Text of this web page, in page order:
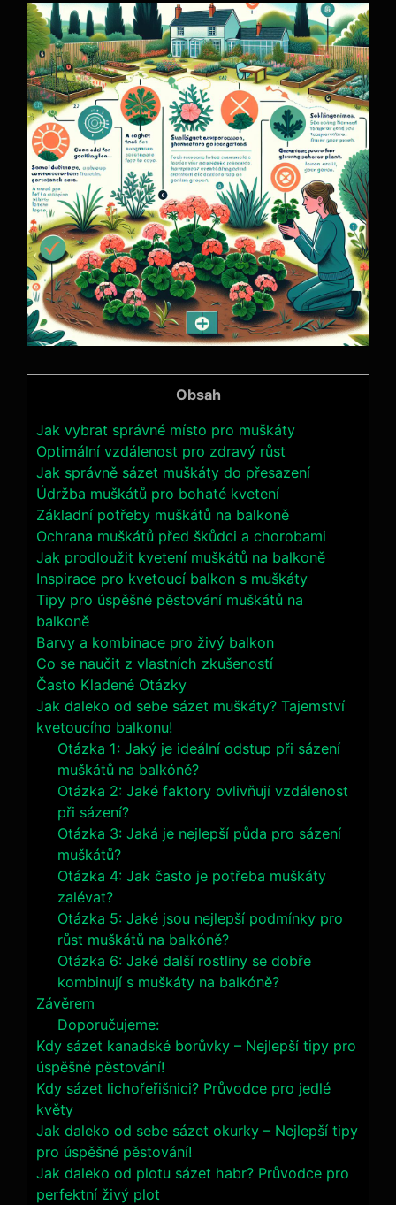
Obsah
Jak vybrat správné místo pro muškáty
Optimální vzdálenost pro zdravý růst
Jak správně sázet muškáty do přesazení
Údržba muškátů pro bohaté kvetení
Základní potřeby muškátů na balkoně
Ochrana muškátů před škůdci a chorobami
Jak prodloužit kvetení muškátů na balkoně
Inspirace pro kvetoucí balkon s muškáty
Tipy pro úspěšné pěstování muškátů na
balkoně
Barvy a kombinace pro živý balkon
Co se naučit z vlastních zkušeností
Často Kladené Otázky
Jak daleko od sebe sázet muškáty? Tajemství
kvetoucího balkonu!
Otázka 1: Jaký je ideální odstup při sázení
muškátů na balkóně?
Otázka 2: Jaké faktory ovlivňují vzdálenost
při sázení?
Otázka 3: Jaká je nejlepší půda pro sázení
muškátů?
Otázka 4: Jak často je potřeba muškáty
zalévat?
Otázka 5: Jaké jsou nejlepší podmínky pro
růst muškátů na balkóně?
Otázka 6: Jaké další rostliny se dobře
kombinují s muškáty na balkóně?
Závěrem
Doporučujeme:
Kdy sázet kanadské borůvky – Nejlepší tipy pro
úspěšné pěstování!
Kdy sázet lichořeřišnici? Průvodce pro jedlé
květy
Jak daleko od sebe sázet okurky – Nejlepší tipy
pro úspěšné pěstování!
Jak daleko od plotu sázet habr? Průvodce pro
perfektní živý plot